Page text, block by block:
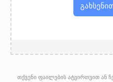
თქვენი ფაილების ატვირთვით ან